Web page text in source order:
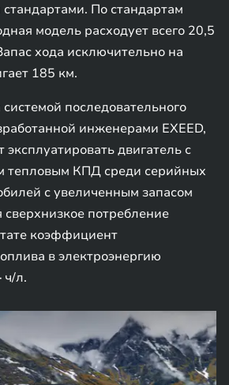
По стандартам
модель расходует всего 20,5
хода исключительно на
185 км.
последовательного
инженерами EXEED,
эксплуатировать двигатель с
тепловым КПД среди серийных
с увеличенным запасом
сверхнизкое потребление
коэффициент
в электроэнергию
л.